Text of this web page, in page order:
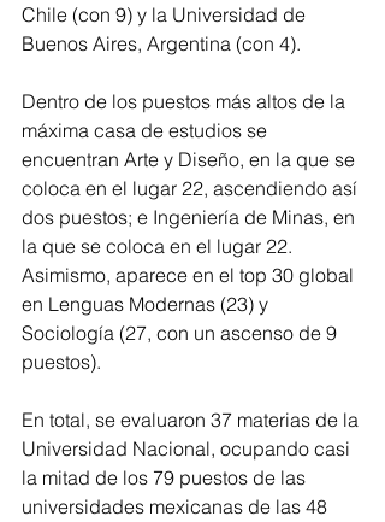
Chile (con 9) y la Universidad de
Buenos Aires, Argentina (con 4).
Dentro de los puestos más altos de la
máxima casa de estudios se
encuentran Arte y Diseño, en la que se
coloca en el lugar 22, ascendiendo así
dos puestos; e Ingeniería de Minas, en
la que se coloca en el lugar 22.
Asimismo, aparece en el top 30 global
en Lenguas Modernas (23) y
Sociología (27, con un ascenso de 9
puestos).
En total, se evaluaron 37 materias de la
Universidad Nacional, ocupando casi
la mitad de los 79 puestos de las
universidades mexicanas de las 48